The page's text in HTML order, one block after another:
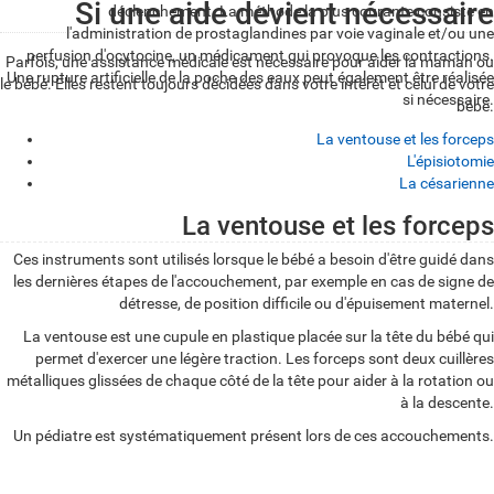
déclenchement. La méthode la plus courante consiste en
l'administration de prostaglandines par voie vaginale et/ou une
perfusion d'ocytocine, un médicament qui provoque les contractions.
Une rupture artificielle de la poche des eaux peut également être réalisée
si nécessaire.
Si une aide devient nécessaire
Parfois, une assistance médicale est nécessaire pour aider la maman ou
le bébé. Elles restent toujours décidées dans votre intérêt et celui de votre
bébé.
La ventouse et les forceps
L'épisiotomie
La césarienne
L
a
n
o
La ventouse et les forceps
Ces instruments sont utilisés lorsque le bébé a besoin d'être guidé dans
les dernières étapes de l'accouchement, par exemple en cas de signe de
détresse, de position difficile ou d'épuisement maternel.
La ventouse est une cupule en plastique placée sur la tête du bébé qui
permet d'exercer une légère traction. Les forceps sont deux cuillères
métalliques glissées de chaque côté de la tête pour aider à la rotation ou
à la descente.
Un pédiatre est systématiquement présent lors de ces accouchements.